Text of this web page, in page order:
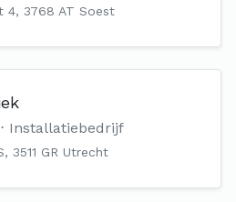
4, 3768 AT Soest
Installatiebedrijf
3511 GR Utrecht